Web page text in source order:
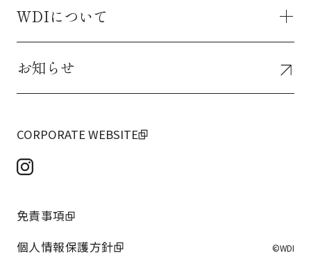
レストランサポートセンター（本社）
働く環境・制度 トップ
キャリアプラン
WDIカレッジ（研修制度）
障がいのある仲間の活躍
独自制度
WDIについて
数字でみるWDI
求める人物像
社長メッセージ
社会貢献活動
お知らせ
CORPORATE WEBSITE
免責事項
個人情報保護方針
©WDI